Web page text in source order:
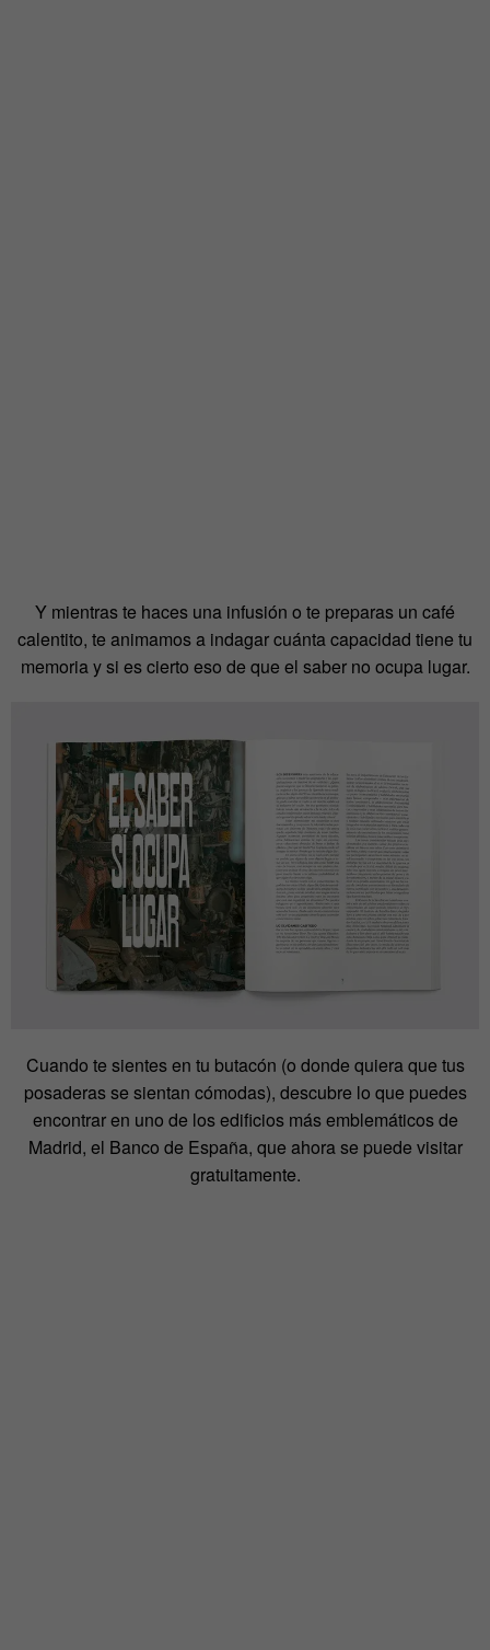
Y mientras te haces una infusión o te preparas un café
calentito, te animamos a indagar cuánta capacidad tiene tu
memoria y si es cierto eso de que el saber no ocupa lugar.
Cuando te sientes en tu butacón (o donde quiera que tus
posaderas se sientan cómodas), descubre lo que puedes
encontrar en uno de los edificios más emblemáticos de
Madrid, el Banco de España, que ahora se puede visitar
gratuitamente.